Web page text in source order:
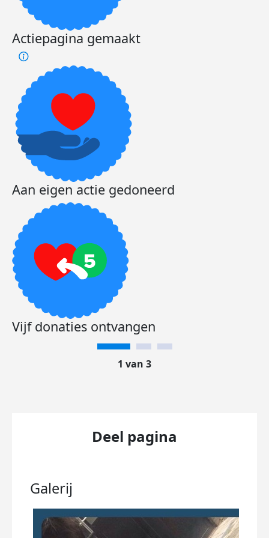
Actiepagina gemaakt
Aan eigen actie gedoneerd
Vijf donaties ontvangen
1 van 3
Deel pagina
Galerij